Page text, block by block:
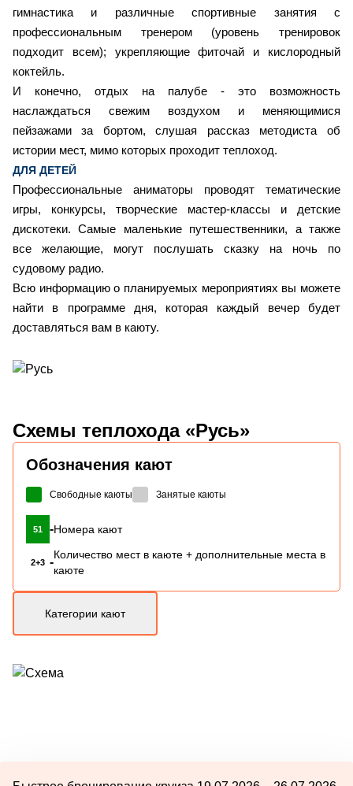
гимнастика и различные спортивные занятия с
профессиональным тренером (уровень тренировок
подходит всем); укрепляющие фиточай и кислородный
коктейль.
И конечно, отдых на палубе - это возможность
наслаждаться свежим воздухом и меняющимися
пейзажами за бортом, слушая рассказ методиста об
истории мест, мимо которых проходит теплоход.
ДЛЯ ДЕТЕЙ
Профессиональные аниматоры проводят тематические
игры, конкурсы, творческие мастер-классы и детские
дискотеки. Самые маленькие путешественники, а также
все желающие, могут послушать сказку на ночь по
судовому радио.
Всю информацию о планируемых мероприятиях вы можете
найти в программе дня, которая каждый вечер будет
доставляться вам в каюту.
Схемы теплохода «Русь»
Обозначения кают
Свободные каюты Занятые каюты
51 -Номера кают
2+3 -
Количество мест в каюте + дополнительные места в
каюте
Категории кают